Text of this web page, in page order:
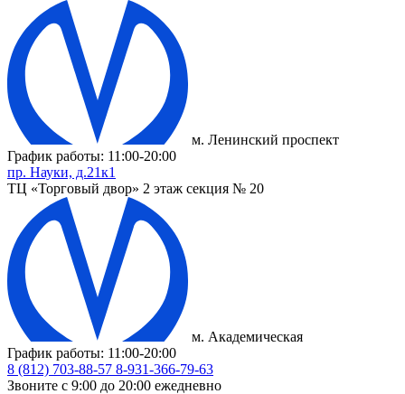
м. Ленинский проспект
График работы: 11:00-20:00
пр. Науки, д.21к1
ТЦ «Торговый двор» 2 этаж секция № 20
м. Академическая
График работы: 11:00-20:00
8 (812) 703-88-57 8-931-366-79-63
Звоните с 9:00 до 20:00 ежедневно